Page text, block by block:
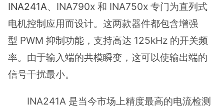
INA241A、INA790x 和 INA750x 专门为直列式
电机控制应用而设计。这两款器件都包含增强
型 PWM 抑制功能，支持高达 125kHz 的开关频
率。由于输入端的共模瞬变，这可以使输出端的
信号干扰最小。
INA241A 是当今市场上精度最高的电流检测